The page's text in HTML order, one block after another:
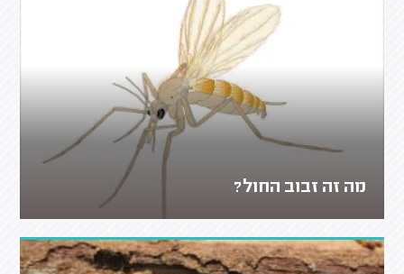
מה זה זבוב החול?